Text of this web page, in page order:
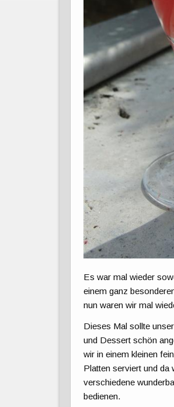
Es war mal wieder
einem ganz
nun waren wir mal
Dieses Mal sollte
und Dessert schön
wir in einem kleinen
Platten serviert und da
verschiedene
bedienen.